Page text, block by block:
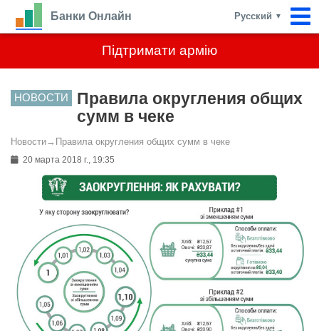
Підтримати армію
Банки Онлайн Русский ▼
НОВОСТИ
Правила округления общих
сумм в чеке
Новости→ Правила округления общих сумм в чеке
20 марта 2018 г., 19:35